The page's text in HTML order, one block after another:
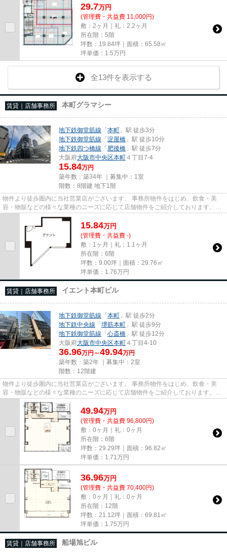
29.7万円
(管理費・共益費 11,000円)
敷：2ヶ月｜礼：2.2ヶ月
所在階：5階
坪数：19.84坪｜面積：65.58㎡
坪単価： 1.5万円
全13件を表示する
賃貸｜店舗事務所 本町グラマシー
地下鉄御堂筋線 「本町 」駅 徒歩3分
地下鉄御堂筋線 「淀屋橋 」駅 徒歩10分
地下鉄四つ橋線 「肥後橋 」駅 徒歩7分
大阪府大阪市中央区本町 ４丁目7-4
15.84万円
築年数：築34年 ｜募集中： 1室
階数：8階建 地下1階
物件より徒歩圏内に当社営業店がございます。 事務所物件をはじめ、飲食・美
容・物販などの様々な業種のニーズに応じて店舗物件をご紹介しております。
尚、弊社ではおとり広告は一切...
15.84万円
(管理費・共益費 -)
敷：1ヶ月｜礼：1.1ヶ月
所在階：6階
坪数：9.00坪｜面積：29.76㎡
坪単価： 1.76万円
賃貸｜店舗事務所 イエント本町ビル
地下鉄御堂筋線 「本町 」駅 徒歩2分
地下鉄中央線 「堺筋本町 」駅 徒歩9分
地下鉄御堂筋線 「心斎橋 」駅 徒歩12分
大阪府大阪市中央区本町 ４丁目4-10
36.96万円～49.94万円
築年数：築2年 ｜募集中： 2室
階数：12階建
物件より徒歩圏内に当社営業店がございます。 事務所物件をはじめ、飲食・美
容・物販などの様々な業種のニーズに応じて店舗物件をご紹介しております。
尚、弊社ではおとり広告は一切...
49.94万円
(管理費・共益費 96,800円)
敷：0ヶ月｜礼：0ヶ月
所在階：6階
坪数：29.29坪｜面積：96.82㎡
坪単価： 1.71 万円
36.96万円
(管理費・共益費 70,400円)
敷：0ヶ月｜礼：0ヶ月
所在階：12階
坪数：21.12坪｜面積：69.81㎡
坪単価： 1.75万円
賃貸｜店舗事務所 船場旭ビル